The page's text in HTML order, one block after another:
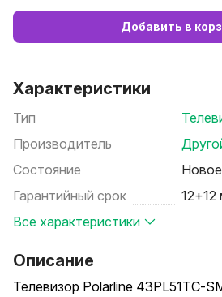
Добавить в
Характеристики
Тип
Производитель
Состояние
Новое
Гарантийный срок
12+12
Все характеристики
Описание
Телевизор Polarline 43PL51TC-